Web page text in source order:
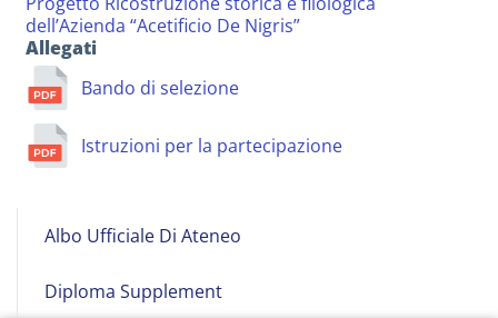
Albo
Albo Ufficiale Di Ateneo
Diploma Supplement
dell’Azienda “Acetificio De Nigris”
Allegati
Bando di selezione
Istruzioni per la partecipazione